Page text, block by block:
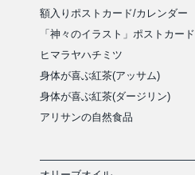
額入りポストカード/カレンダー
「神々のイラスト」ポストカード
ヒマラヤハチミツ
身体が喜ぶ紅茶(アッサム)
身体が喜ぶ紅茶(ダージリン)
アリサンの自然食品